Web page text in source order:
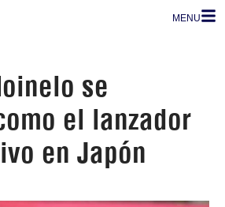
MENU
se
el lanzador
en Japón